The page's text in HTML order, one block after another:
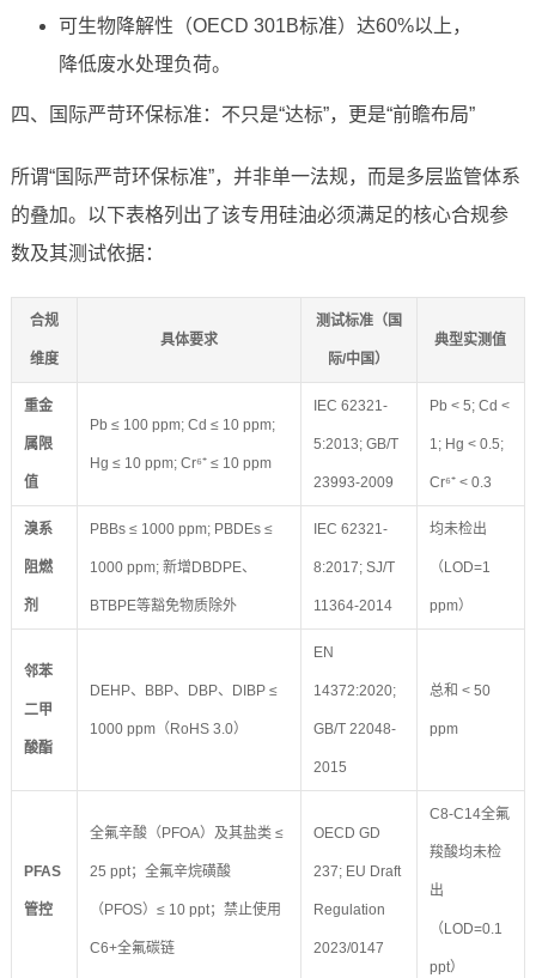
可生物降解性（OECD 301B标准）达60%以上，
降低废水处理负荷。
四、国际严苛环保标准：不只是“达标”，更是“前瞻布局”
所谓“国际严苛环保标准”，并非单一法规，而是多层监管体系
的叠加。以下表格列出了该专用硅油必须满足的核心合规参
数及其测试依据：
合规
维度
具体要求
测试标准（国
际/中国）
典型实测值
重金
属限
值
Pb ≤ 100 ppm; Cd ≤ 10 ppm;
Hg ≤ 10 ppm; Cr⁶⁺ ≤ 10 ppm
IEC 62321-
5:2013; GB/T
23993-2009
Pb < 5; Cd <
1; Hg < 0.5;
Cr⁶⁺ < 0.3
溴系
阻燃
剂
PBBs ≤ 1000 ppm; PBDEs ≤
1000 ppm; 新增DBDPE、
BTBPE等豁免物质除外
IEC 62321-
8:2017; SJ/T
11364-2014
均未检出
（LOD=1
ppm）
邻苯
二甲
酸酯
DEHP、BBP、DBP、DIBP ≤
1000 ppm（RoHS 3.0）
EN
14372:2020;
GB/T 22048-
2015
总和 < 50
ppm
PFAS
管控
全氟辛酸（PFOA）及其盐类 ≤
25 ppt；全氟辛烷磺酸
（PFOS）≤ 10 ppt；禁止使用
C6+全氟碳链
OECD GD
237; EU Draft
Regulation
2023/0147
C8-C14全氟
羧酸均未检
出
（LOD=0.1
ppt）